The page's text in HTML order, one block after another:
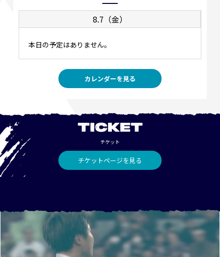
8.7（金）
本日の予定はありません。
カレンダーを見る
TICKET
チケット
チケットページを見る